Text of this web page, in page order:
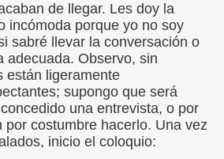
de llegar. Les doy la
incómoda porque yo no soy
sabré llevar la conversación o
adecuada. Observo, sin
están ligeramente
supongo que será
una entrevista, o por
por costumbre hacerlo. Una vez
inicio el coloquio:
Louis Braille (CPB de l'ONCE a
García)
Bernal)